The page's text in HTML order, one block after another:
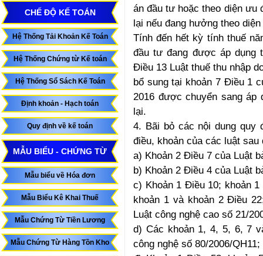
CHẾ ĐỘ KẾ TOÁN
Hệ Thống Tải Khoản Kế Toán
Hệ Thống Chứng từ Kế toán
Hệ Thống Sổ Sách Kế Toán
Định khoản - Hạch toán
Quy định về kế toán
MẪU BIỂU - CHỨNG TỪ
Mẫu biểu về Hóa đơn
Mẫu Biểu Kê Khai Thuế
Mẫu Chứng Từ Tiền Lương
Mẫu Chứng Từ Hàng Tồn Kho
án đầu tư hoặc theo diện
lại nếu đang hưởng theo
Tính đến hết kỳ tính thuế
đầu tư đang được áp dụng
Điều 13 Luật thuế thu nhập
bổ sung tại khoản 7 Điều 1
2016 được chuyển sang áp
lại.
4. Bãi bỏ các nội dung quy
điều, khoản của các luật sau
a) Khoản 2 Điều 7 của Luật
b) Khoản 2 Điều 4 của Luật
c) Khoản 1 Điều 10; khoản
khoản 1 và khoản 2 Điều
Luật công nghệ cao số 21/
d) Các khoản 1, 4, 5, 6, 7
công nghệ số 80/2006/QH11;